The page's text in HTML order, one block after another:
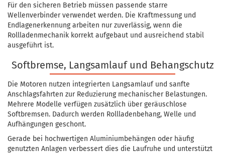
Für den sicheren Betrieb müssen passende starre
Wellenverbinder verwendet werden. Die Kraftmessung und
Endlagenerkennung arbeiten nur zuverlässig, wenn die
Rollladenmechanik korrekt aufgebaut und ausreichend stabil
ausgeführt ist.
Softbremse, Langsamlauf und Behangschutz
Die Motoren nutzen integrierten Langsamlauf und sanfte
Anschlagsfahrten zur Reduzierung mechanischer Belastungen.
Mehrere Modelle verfügen zusätzlich über geräuschlose
Softbremsen. Dadurch werden Rollladenbehang, Welle und
Aufhängungen geschont.
Gerade bei hochwertigen Aluminiumbehängen oder häufig
genutzten Anlagen verbessert dies die Laufruhe und unterstützt